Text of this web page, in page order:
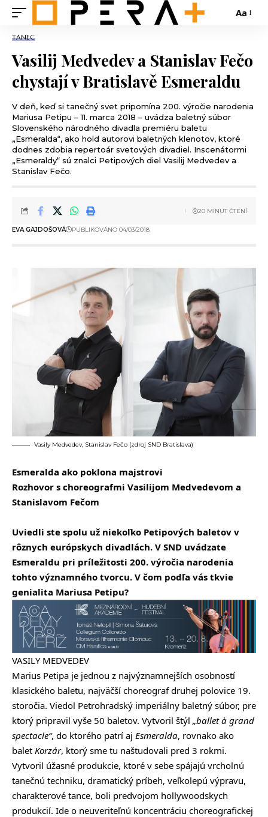
Aa
TANEC
Vasilij Medvedev a Stanislav Fečo
chystají v Bratislavě Esmeraldu
V deň, keď si tanečný svet pripomína 200. výročie narodenia
Mariusa Petipu – 11. marca 2018 – uvádza baletný súbor
Slovenského národného divadla premiéru baletu
„Esmeralda“, ako hold autorovi baletných klenotov, ktoré
dodnes zdobia repertoár svetových divadiel. Inscenátormi
„Esmeraldy“ sú znalci Petipových diel Vasilij Medvedev a
Stanislav Fečo.
EVA GAJDOŠOVÁ PUBLIKOVÁNO 04/03/2018
20 MINUT ČTENÍ
Vasily Medvedev, Stanislav Fečo (zdroj SND Bratislava)
Esmeralda ako poklona majstrovi
Rozhovor s choreografmi Vasilijom Medvedevom a
Stanislavom Fečom
Uviedli ste spolu už niekoľko Petipových baletov v
rôznych európskych divadlách. V SND uvádzate
Esmeraldu pri príležitosti 200. výročia narodenia
tohto významného tvorcu. V čom podľa vás tkvie
genialita Mariusa Petipu?
VASILY MEDVEDEV
Marius Petipa je jednou z najvýznamnejších osobností
klasického baletu, najväčší choreograf druhej polovice 19.
storočia. Viedol Petrohradský imperiálny baletný súbor, pre
ktorý pripravil vyše 50 baletov. Vytvoril štýl „ballet à grand
spectacle“, do ktorého patrí aj Esmeralda, rovnako ako
balet Korzár, ktorý sme tu naštudovali pred 3 rokmi.
Vytvoril úžasné produkcie, ktoré v sebe spájajú vrcholnú
tanečnú techniku, dramatický príbeh, veľkolepú výpravu,
charakterové tance, boli predvojom hollywoodskych
produkcií. Ide o neuveriteľnú koncentráciu choreografickej